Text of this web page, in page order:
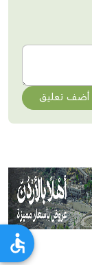
أضف تعليق